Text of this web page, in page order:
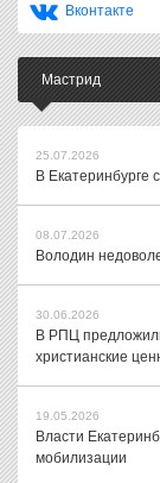
Вконтакте
Мастрид
25.07.2026
В Екатеринбурге
08.07.2026
Володин
30.06.2026
В РПЦ
христианские
19.05.2026
Власти
мобилизации